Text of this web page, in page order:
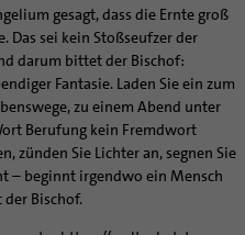
gesagt, dass die Ernte groß
Das sei kein Stoßseufzer der
darum bittet der Bischof:
Fantasie. Laden Sie ein zum
zu einem Abend unter
Berufung kein Fremdwort
zünden Sie Lichter an, segnen Sie
– beginnt irgendwo ein Mensch
Bischof.